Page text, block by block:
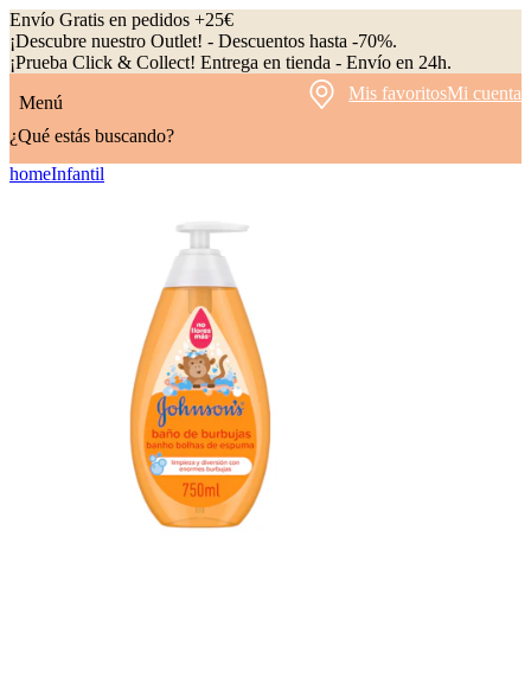
Envío Gratis en pedidos +25€
¡Descubre nuestro Outlet! - Descuentos hasta -70%.
¡Prueba Click & Collect! Entrega en tienda - Envío en 24h.
Menú
Mis favoritosMi cuenta
¿Qué estás buscando?
homeInfantil